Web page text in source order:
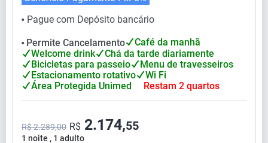
⬤ Pague com Depósito bancário
⬤ Permite Cancelamento
Café da manhã
Welcome drink
Chá da tarde diariamente
Bicicletas para passeio
Menu de travesseiros
Estacionamento rotativo
Wi Fi
Área Protegida Unimed
Restam 2 quartos
1 noite , 1 adulto
R$ 2.289,00 R$ 2.174,55